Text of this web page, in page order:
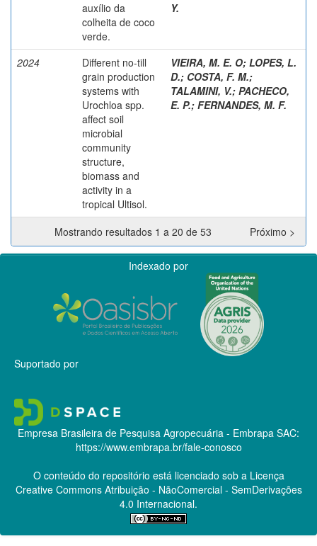
auxílio da
colheita de coco
verde.
Y.
2024
Different no-till
grain production
systems with
Urochloa spp.
affect soil
microbial
community
structure,
biomass and
activity in a
tropical Ultisol.
VIEIRA, M. E. O; LOPES, L.
D.; COSTA, F. M.;
TALAMINI, V.; PACHECO,
E. P.; FERNANDES, M. F.
Mostrando resultados 1 a 20 de 53 Próximo >
Indexado por
Suportado por
Empresa Brasileira de Pesquisa Agropecuária - Embrapa SAC:
https://www.embrapa.br/fale-conosco
O conteúdo do repositório está licenciado sob a Licença
Creative CommonsAtribuição - NãoComercial - SemDerivações
4.0 Internacional.